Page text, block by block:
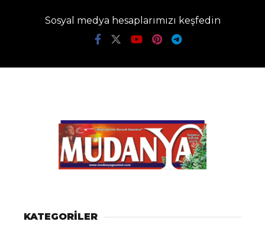
Sosyal medya hesaplarımızı keşfedin
KATEGORİLER